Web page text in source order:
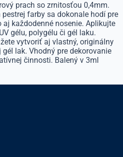
prach so zrnitosťou 0,4mm.
farby sa dokonale hodí pre
aj každodenné nosenie. Aplikujte
gélu, polygélu či gél laku.
vytvoriť aj vlastný, originálny
lak. Vhodný pre dekorovanie
činnosti. Balený v 3ml